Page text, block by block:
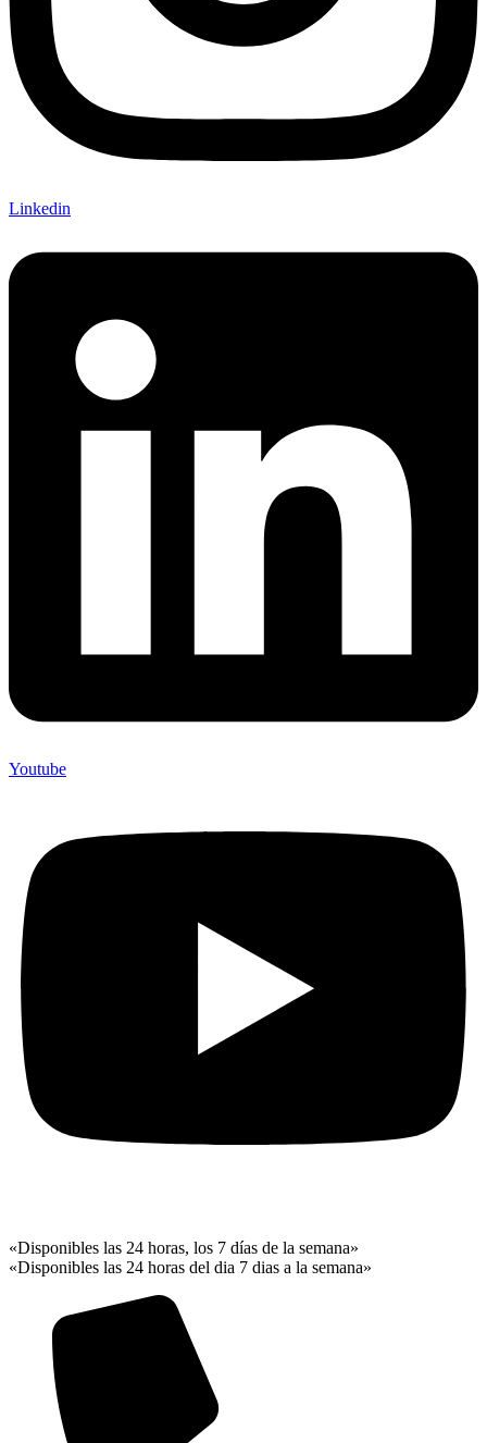
Linkedin
Youtube
«Disponibles las 24 horas, los 7 días de la semana»
«Disponibles las 24 horas del dia 7 dias a la semana»